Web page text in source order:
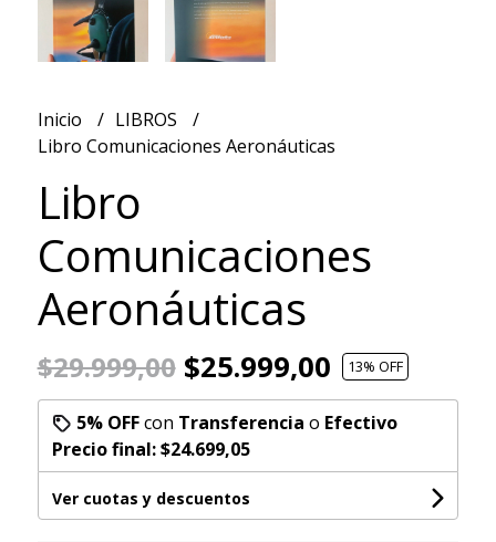
Inicio
LIBROS
Libro Comunicaciones Aeronáuticas
Libro
Comunicaciones
Aeronáuticas
$29.999,00$25.999,00 13% OFF
5% OFFcon Transferencia o Efectivo
Precio final:$24.699,05
Ver cuotas y descuentos